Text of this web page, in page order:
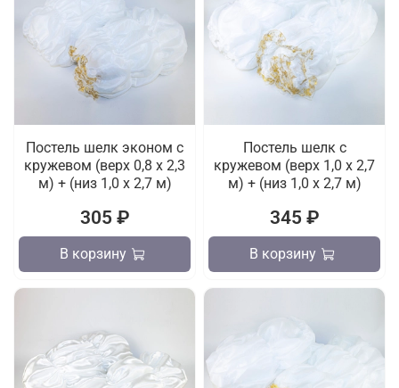
Постель шелк эконом с
кружевом (верх 0,8 х 2,3
м) + (низ 1,0 х 2,7 м)
305 ₽
В корзину
Постель шелк с
кружевом (верх 1,0 х 2,7
м) + (низ 1,0 х 2,7 м)
345 ₽
В корзину